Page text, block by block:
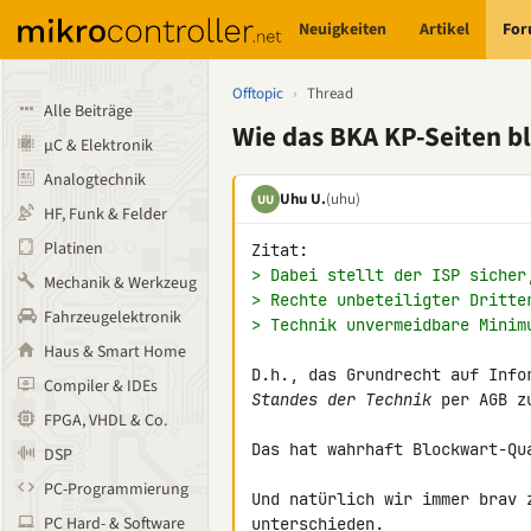
Neuigkeiten Artikel
Alle Beiträge
µC & Elektronik
Analogtechnik
HF, Funk & Felder
Platinen
Mechanik & Werkzeug
Fahrzeugelektronik
Haus & Smart Home
Compiler & IDEs
FPGA, VHDL & Co.
DSP
PC-Programmierung
PC Hard- & Software
Offtopic › Thread
Wie das BKA KP-Seiten
UU Uhu U.(uhu)
> Dabei stellt der ISP
> Rechte unbeteiligter
> Technik unvermeidbare
Standes der Technik per AGB
Das hat wahrhaft Blockwart-
Und natürlich wir immer brav
unterschieden.